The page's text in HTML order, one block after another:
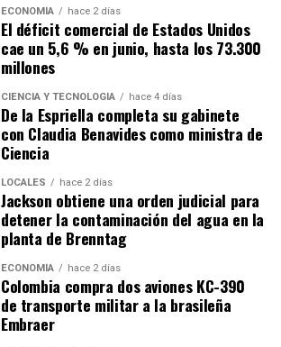
ECONOMÍA hace 2 días
El déficit comercial de Estados Unidos
cae un 5,6 % en junio, hasta los 73.300
millones
CIENCIA Y TECNOLOGÍA hace 4 días
De la Espriella completa su gabinete
con Claudia Benavides como ministra de
Ciencia
LOCALES hace 2 días
Jackson obtiene una orden judicial para
detener la contaminación del agua en la
planta de Brenntag
ECONOMÍA hace 2 días
Colombia compra dos aviones KC-390
de transporte militar a la brasileña
Embraer